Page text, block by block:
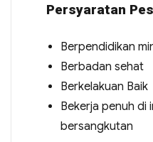
Persyaratan
Berpendidikan
Berbadan sehat
Berkelakuan Baik
Bekerja penuh di
bersangkutan